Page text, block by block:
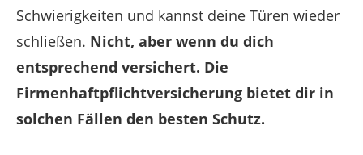
Schwierigkeiten und kannst deine Türen wieder
schließen. Nicht, aber wenn du dich
entsprechend versichert. Die
Firmenhaftpflichtversicherung bietet dir in
solchen Fällen den besten Schutz.